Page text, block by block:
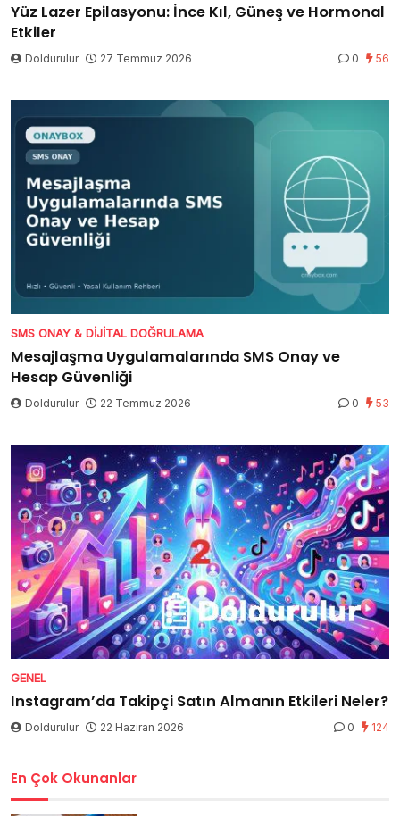
Yüz Lazer Epilasyonu: İnce Kıl, Güneş ve Hormonal
Etkiler
Doldurulur 27 Temmuz 2026 0 56
SMS ONAY & DIJITAL DOĞRULAMA
Mesajlaşma Uygulamalarında SMS Onay ve
Hesap Güvenliği
Doldurulur 22 Temmuz 2026 0 53
GENEL
Instagram’da Takipçi Satın Almanın Etkileri Neler?
Doldurulur 22 Haziran 2026 0 124
En Çok Okunanlar